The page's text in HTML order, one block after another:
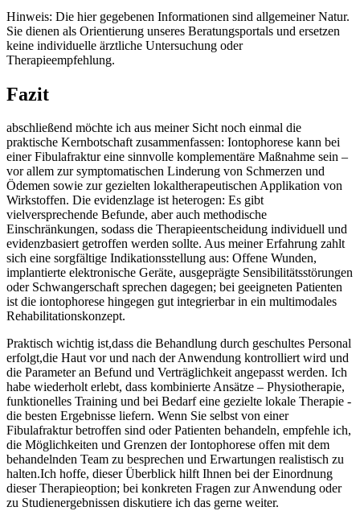
Hinweis: Die⁤ hier gegebenen Informationen sind⁣ allgemeiner Natur.
Sie dienen als Orientierung‍ unseres Beratungsportals und ersetzen
keine​ individuelle ärztliche Untersuchung oder
Therapieempfehlung.
Fazit
abschließend möchte‍ ich aus meiner Sicht noch einmal die
praktische Kernbotschaft ⁣zusammenfassen: Iontophorese kann ⁣bei
einer ‌Fibulafraktur eine​ sinnvolle komplementäre Maßnahme sein‌ –
vor allem zur symptomatischen Linderung⁤ von Schmerzen ‌und
Ödemen sowie zur gezielten ⁢lokaltherapeutischen Applikation von
Wirkstoffen. Die evidenzlage ist heterogen: Es gibt
vielversprechende Befunde, aber⁤ auch⁤ methodische
Einschränkungen, sodass die ​Therapieentscheidung individuell und
evidenzbasiert getroffen werden sollte. Aus meiner Erfahrung zahlt
sich eine sorgfältige Indikationsstellung aus: Offene Wunden,
implantierte ​elektronische‌ Geräte, ausgeprägte Sensibilitätsstörungen
oder Schwangerschaft sprechen dagegen; bei⁣ geeigneten Patienten
ist die iontophorese hingegen gut integrierbar in ein ​multimodales
Rehabilitationskonzept.
Praktisch⁤ wichtig‍ ist,dass ​die Behandlung durch geschultes Personal
erfolgt,die Haut ⁢vor und nach der Anwendung kontrolliert wird und
die⁤ Parameter an Befund und‍ Verträglichkeit angepasst werden. Ich
habe wiederholt ⁣erlebt, dass kombinierte⁣ Ansätze – Physiotherapie,
funktionelles Training und bei Bedarf eine gezielte lokale Therapie ⁢-
die besten Ergebnisse ⁢liefern. Wenn Sie⁢ selbst⁣ von einer
Fibulafraktur betroffen sind oder Patienten behandeln, empfehle⁤ ich,
die Möglichkeiten und Grenzen der Iontophorese offen mit dem
behandelnden Team zu besprechen ‌und Erwartungen realistisch zu
‍halten.Ich⁢ hoffe, ‍dieser Überblick hilft Ihnen bei ‍der Einordnung
dieser Therapieoption; ‌bei konkreten Fragen zur Anwendung oder
zu Studienergebnissen diskutiere​ ich das ‍gerne weiter.